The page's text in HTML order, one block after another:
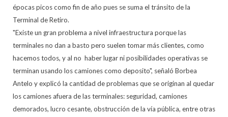
épocas picos como fin de año pues se suma el tránsito de la
Terminal de Retiro.
"Existe un gran problema a nivel infraestructura porque las
terminales no dan a basto pero suelen tomar más clientes, como
hacemos todos, y al no haber lugar ni posibilidades operativas se
terminan usando los camiones como deposito", señaló Borbea
Antelo y explicó la cantidad de problemas que se originan al quedar
los camiones afuera de las terminales: seguridad, camiones
demorados, lucro cesante, obstrucción de la vía pública, entre otras